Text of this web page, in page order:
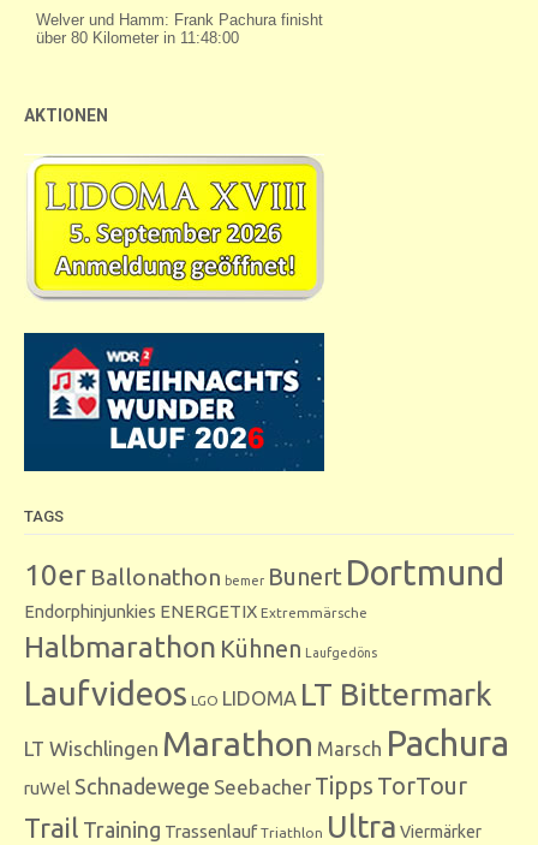
AKTIONEN
TAGS
10er Ballonathon bemer Bunert Dortmund
Endorphinjunkies ENERGETIX Extremmärsche
Halbmarathon Kühnen Laufgedöns
Laufvideos LGO LIDOMA LT Bittermark
LT Wischlingen Marathon Marsch Pachura
ruWel Schnadewege Seebacher Tipps TorTour
Trail Training Trassenlauf Triathlon Ultra Viermärker